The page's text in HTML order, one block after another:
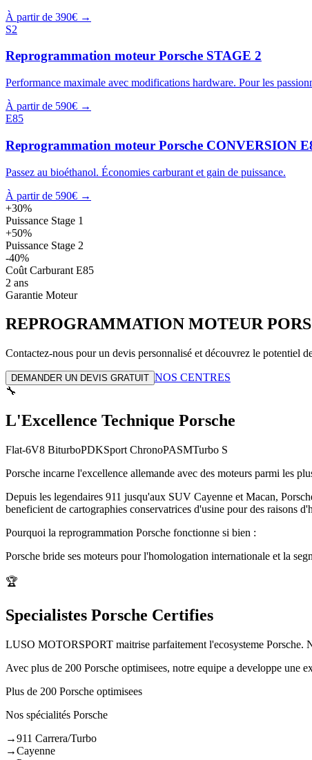
À partir de 390€ →
S2
Reprogrammation moteur Porsche STAGE 2
Performance maximale avec modifications hardware. Pour les
À partir de 590€ →
E85
Reprogrammation moteur Porsche CONVERSION
Passez au bioéthanol. Économies carburant et gain de puissance.
À partir de 590€ →
+30%
Puissance Stage 1
+50%
Puissance Stage 2
-40%
Coût Carburant E85
2 ans
Garantie Moteur
REPROGRAMMATION MOTEUR
Contactez-nous pour un devis personnalisé et découvrez le potentiel
DEMANDER UN DEVIS GRATUIT NOS CENTRES
🔧
L'Excellence Technique Porsche
Flat-6V8 BiturboPDKSport ChronoPASMTurbo S
Porsche incarne l'excellence allemande avec des moteurs parmi les
Depuis les legendaires 911 jusqu'aux SUV Cayenne et Macan,
beneficient de cartographies conservatrices d'usine pour des raisons
Pourquoi la reprogrammation Porsche fonctionne si bien :
Porsche bride ses moteurs pour l'homologation internationale et la
🏆
Specialistes Porsche Certifies
LUSO MOTORSPORT maitrise parfaitement l'ecosysteme Porsche.
Avec plus de 200 Porsche optimisees, notre equipe a developpe une
Plus de 200 Porsche optimisees
Nos spécialités Porsche
→911 Carrera/Turbo
→Cayenne